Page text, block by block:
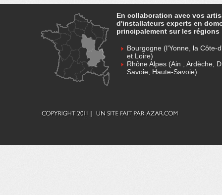
En collaboration avec vos
d'installateurs experts en
principalement sur les régions
Bourgogne (l'Yonne, la Côte-
et Loire)
Rhône Alpes (Ain , Ardèche,
Savoie, Haute-Savoie)